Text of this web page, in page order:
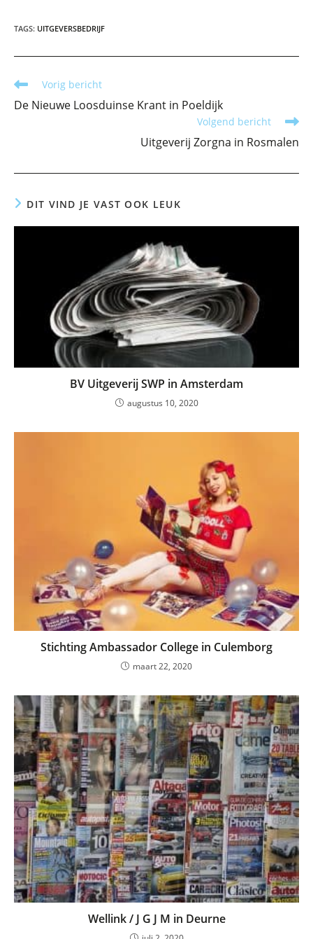
TAGS: UITGEVERSBEDRIJF
Lees
artikelen
Vorig bericht
De Nieuwe Loosduinse Krant in Poeldijk
Volgend bericht
Uitgeverij Zorgna in Rosmalen
DIT VIND JE VAST OOK LEUK
BV Uitgeverij SWP in Amsterdam
augustus 10, 2020
Stichting Ambassador College in Culemborg
maart 22, 2020
Wellink / J G J M in Deurne